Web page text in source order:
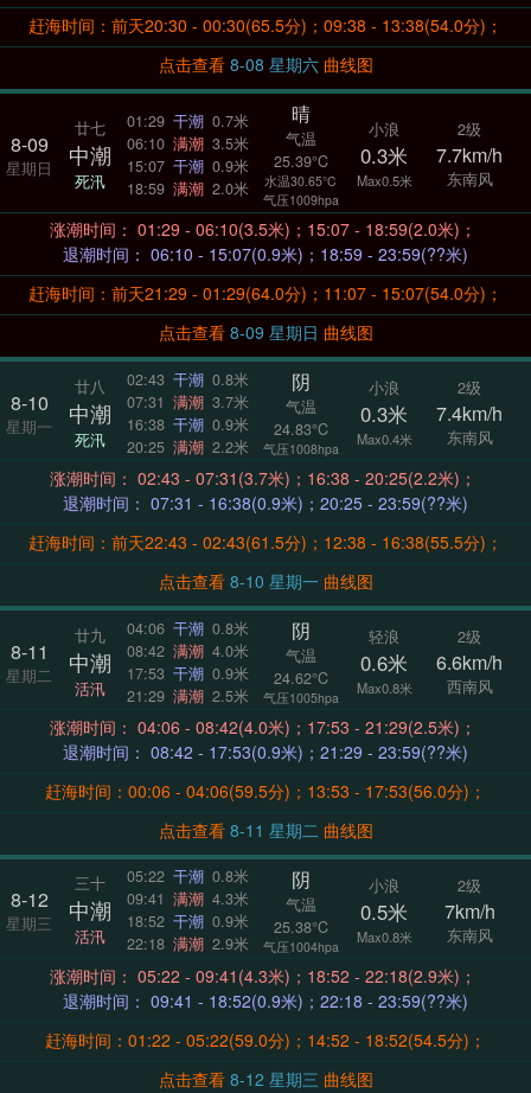
赶海时间：前天20:30 - 00:30(65.5分)；09:38 - 13:38(54.0分)；
点击查看
8-08 星期六 曲线图
8-09
星期日
廿七
中潮
死汛
01:29 干潮 0.7米
06:10 满潮 3.5米
15:07 干潮 0.9米
18:59 满潮 2.0米
晴
气温
25.39°C
水温30.65°C
气压1009hpa
小浪
0.3米
Max0.5米
2级
7.7km/h
东南风
涨潮时间： 01:29 - 06:10(3.5米)；15:07 - 18:59(2.0米)；
退潮时间： 06:10 - 15:07(0.9米)；18:59 - 23:59(??米)
赶海时间：前天21:29 - 01:29(64.0分)；11:07 - 15:07(54.0分)；
点击查看
8-09 星期日 曲线图
8-10
星期一
廿八
中潮
死汛
02:43 干潮 0.8米
07:31 满潮 3.7米
16:38 干潮 0.9米
20:25 满潮 2.2米
阴
气温
24.83°C
气压1008hpa
小浪
0.3米
Max0.4米
2级
7.4km/h
东南风
涨潮时间： 02:43 - 07:31(3.7米)；16:38 - 20:25(2.2米)；
退潮时间： 07:31 - 16:38(0.9米)；20:25 - 23:59(??米)
赶海时间：前天22:43 - 02:43(61.5分)；12:38 - 16:38(55.5分)；
点击查看
8-10 星期一 曲线图
8-11
星期二
廿九
中潮
活汛
04:06 干潮 0.8米
08:42 满潮 4.0米
17:53 干潮 0.9米
21:29 满潮 2.5米
阴
气温
24.62°C
气压1005hpa
轻浪
0.6米
Max0.8米
2级
6.6km/h
西南风
涨潮时间： 04:06 - 08:42(4.0米)；17:53 - 21:29(2.5米)；
退潮时间： 08:42 - 17:53(0.9米)；21:29 - 23:59(??米)
赶海时间：00:06 - 04:06(59.5分)；13:53 - 17:53(56.0分)；
点击查看
8-11 星期二 曲线图
8-12
星期三
三十
中潮
活汛
05:22 干潮 0.8米
09:41 满潮 4.3米
18:52 干潮 0.9米
22:18 满潮 2.9米
阴
气温
25.38°C
气压1004hpa
小浪
0.5米
Max0.8米
2级
7km/h
东南风
涨潮时间： 05:22 - 09:41(4.3米)；18:52 - 22:18(2.9米)；
退潮时间： 09:41 - 18:52(0.9米)；22:18 - 23:59(??米)
赶海时间：01:22 - 05:22(59.0分)；14:52 - 18:52(54.5分)；
点击查看
8-12 星期三 曲线图